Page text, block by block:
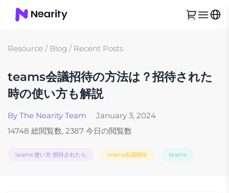
Resource / Blog / Recent Posts
teams会議招待の方法は？招待された
時の使い方も解説
By The Nearity Team
January 3, 2024
14748 総閲覧数, 2387 今日の閲覧数
teams 使い方 招待されたら teams会議招待 teams